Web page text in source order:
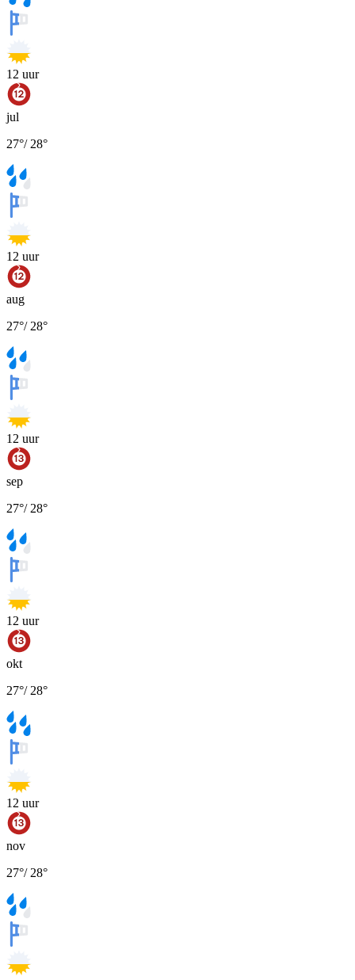
12 uur
jul
27°/ 28°
12 uur
aug
27°/ 28°
12 uur
sep
27°/ 28°
12 uur
okt
27°/ 28°
12 uur
nov
27°/ 28°